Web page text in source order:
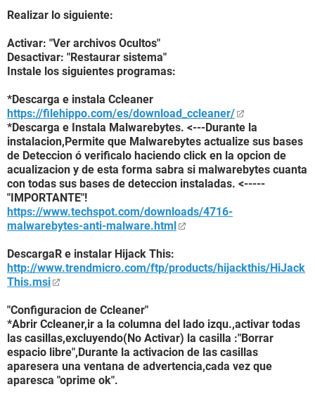
Realizar lo siguiente:
Activar: "Ver archivos Ocultos"
Desactivar: "Restaurar sistema"
Instale los siguientes programas:
*Descarga e instala Ccleaner
https://filehippo.com/es/download_ccleaner/
*Descarga e Instala Malwarebytes. <---Durante la
instalacion,Permite que Malwarebytes actualize sus bases
de Deteccion ó verificalo haciendo click en la opcion de
acualizacion y de esta forma sabra si malwarebytes cuanta
con todas sus bases de deteccion instaladas. <-----
"IMPORTANTE"!
https://www.techspot.com/downloads/4716-
malwarebytes-anti-malware.html
DescargaR e instalar Hijack This:
http://www.trendmicro.com/ftp/products/hijackthis/HiJack
This.msi
"Configuracion de Ccleaner"
*Abrir Ccleaner,ir a la columna del lado izqu.,activar todas
las casillas,excluyendo(No Activar) la casilla :"Borrar
espacio libre",Durante la activacion de las casillas
aparesera una ventana de advertencia,cada vez que
aparesca "oprime ok".